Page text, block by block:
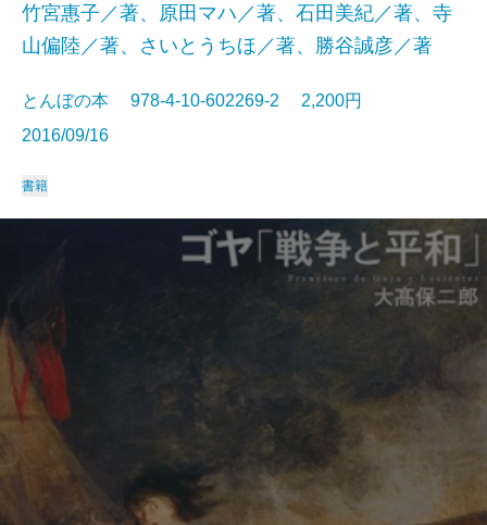
竹宮惠子／著、原田マハ／著、石田美紀／著、寺
山偏陸／著、さいとうちほ／著、勝谷誠彦／著
とんぼの本 978-4-10-602269-2 2,200円
2016/09/16
書籍